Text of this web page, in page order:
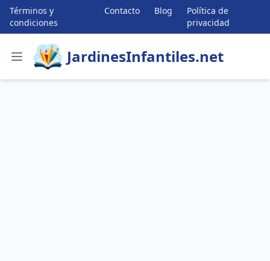
Términos y
condiciones
Contacto Blog
Política de
privacidad
JardinesInfantiles.net